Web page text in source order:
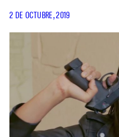
2 DE OCTUBRE, 2019